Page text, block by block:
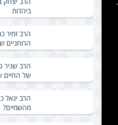
ביהדות
הרב זמיר
הרוחניים
הרב שניר
של החיים
הרב יגאל
מהשמיים?